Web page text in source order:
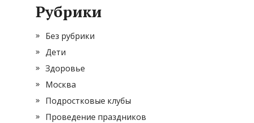
Рубрики
Без рубрики
Дети
Здоровье
Москва
Подростковые клубы
Проведение праздников